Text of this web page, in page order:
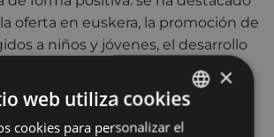
oferta en euskera, la promoción de
a niños y jóvenes, el desarrollo
dentro del ayuntamiento o la
ziurtagiria entre los trabajos
la última década.
BASQUE
×
web utiliza cookies
cookies para personalizar el